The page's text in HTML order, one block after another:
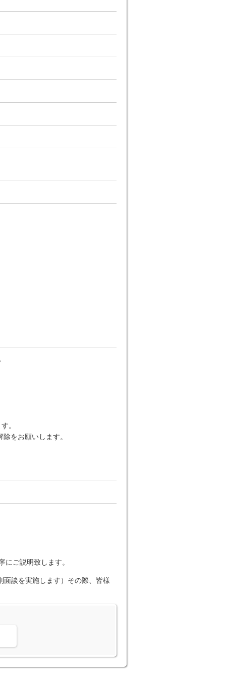
。
をお願いします。
ご説明致します。
談を実施します）その際、皆様